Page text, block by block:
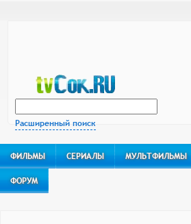
Расширенный поиск
ФИЛЬМЫ СЕРИАЛЫ МУЛЬТФИЛЬМЫ
ФОРУМ